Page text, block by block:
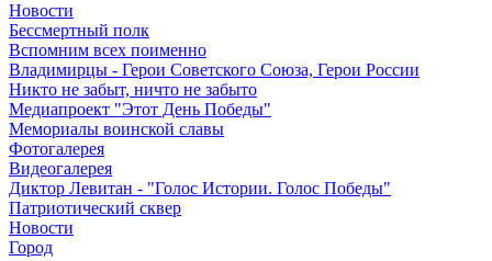
Новости
Бессмертный полк
Вспомним всех поименно
Владимирцы - Герои Советского Союза, Герои России
Никто не забыт, ничто не забыто
Медиапроект "Этот День Победы"
Мемориалы воинской славы
Фотогалерея
Видеогалерея
Диктор Левитан - "Голос Истории. Голос Победы"
Патриотический сквер
Новости
Город